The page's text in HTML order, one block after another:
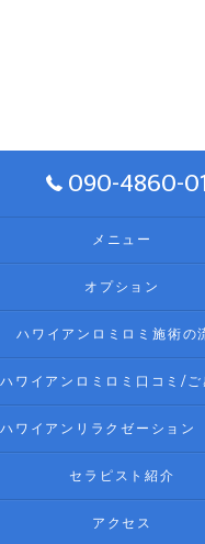
090-4860-
メニュー
オプション
ハワイアンロミロミ施術の
セラピスト紹介
アクセス